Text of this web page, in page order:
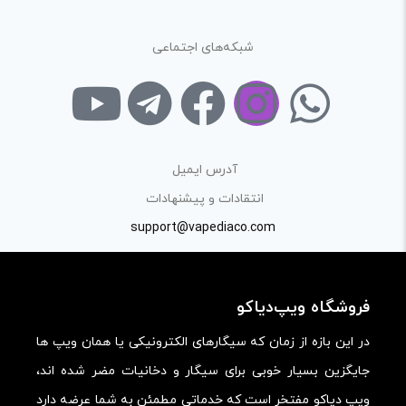
شبکه‌های اجتماعی
آدرس ایمیل
انتقادات و پیشنهادات
support@vapediaco.com
فروشگاه ویپ‌دیاکو
در این بازه از زمان که سیگارهای الکترونیکی یا همان ویپ ها
جایگزین بسیار خوبی برای سیگار و دخانیات مضر شده اند،
ویپ دیاکو مفتخر است که خدماتی مطمئن به شما عرضه دارد